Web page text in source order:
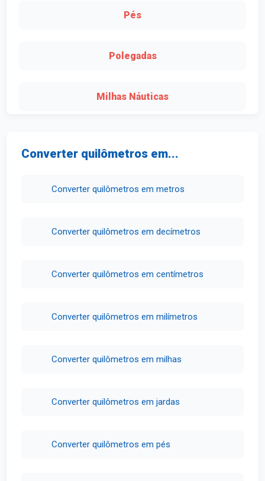
Pés
Polegadas
Milhas Náuticas
Converter quilômetros em...
Converter quilômetros em metros
Converter quilômetros em decímetros
Converter quilômetros em centímetros
Converter quilômetros em milímetros
Converter quilômetros em milhas
Converter quilômetros em jardas
Converter quilômetros em pés